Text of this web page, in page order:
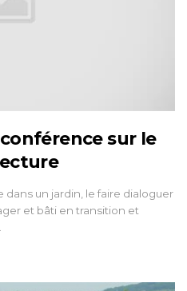
sur le
un jardin, le faire dialoguer
et bâti en transition et